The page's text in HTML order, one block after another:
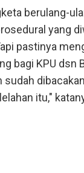
berulang-
yang
pastinya
bagi KPU dsn
sudah
itu,"